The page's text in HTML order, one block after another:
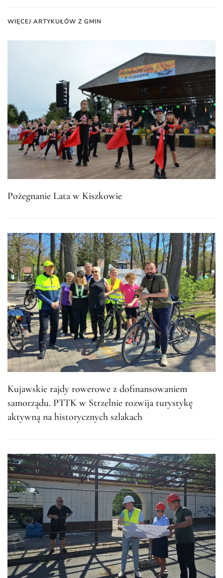
WIĘCEJ ARTYKUŁÓW Z GMIN
Pożegnanie Lata w Kiszkowie
Kujawskie rajdy rowerowe z dofinansowaniem
samorządu. PTTK w Strzelnie rozwija turystykę
aktywną na historycznych szlakach